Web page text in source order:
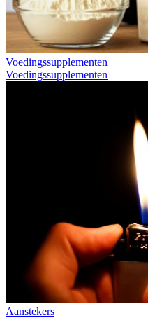
Voedingssupplementen
Voedingssupplementen
Aanstekers